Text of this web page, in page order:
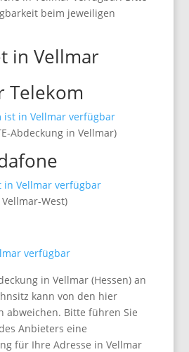
beim jeweiligen
in Vellmar
Telekom
ist in Vellmar verfügbar
Abdeckung in Vellmar)
in Vellmar verfügbar
West)
verfügbar
in Vellmar (Hessen) an
kann von den hier
abweichen. Bitte führen Sie
Anbieters eine
für Ihre Adresse in Vellmar